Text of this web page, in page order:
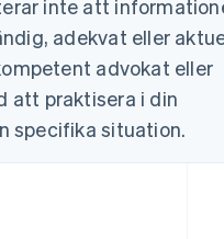
inte att
adekvat eller
advokat eller
att praktisera i din
specifika situation.